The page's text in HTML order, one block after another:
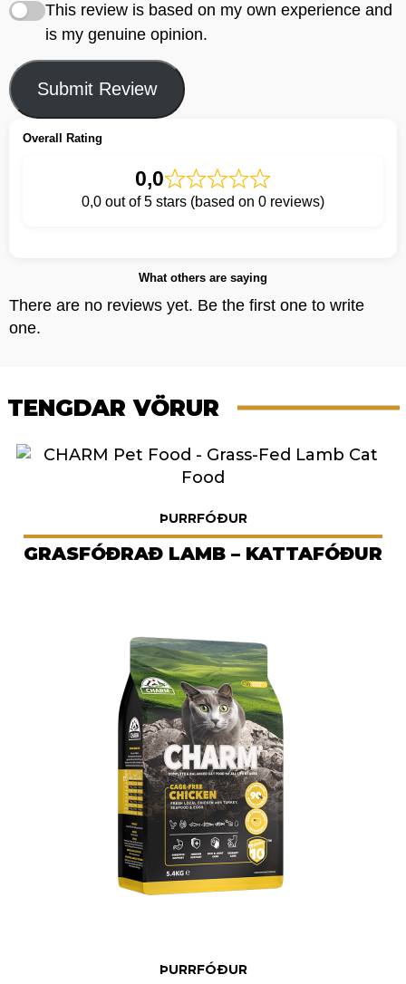
This review is based on my own experience and
is my genuine opinion.
Submit Review
Overall Rating
0,0
0,0 out of 5 stars (based on 0 reviews)
What others are saying
There are no reviews yet. Be the first one to write
one.
TENGDAR VÖRUR
ÞURRFÓÐUR
GRASFÓÐRAÐ LAMB – KATTAFÓÐUR
ÞURRFÓÐUR